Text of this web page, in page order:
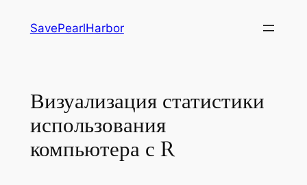
SavePearlHarbor
Визуализация статистики
использования
компьютера с R